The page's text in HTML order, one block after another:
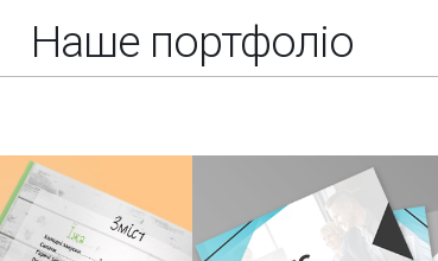
Наше портфоліо